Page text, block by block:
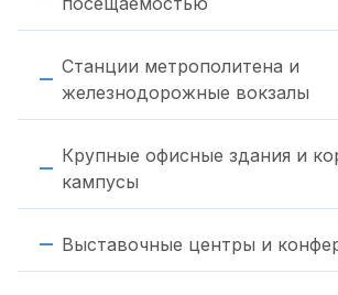
Станции метрополитена и
железнодорожные вокзалы
Крупные офисные здания и
кампусы
Выставочные центры и